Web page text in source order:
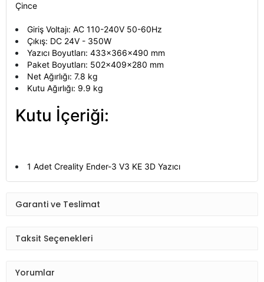
Çince
Giriş Voltajı: AC 110-240V 50-60Hz
Çıkış: DC 24V - 350W
Yazıcı Boyutları: 433x366x490 mm
Paket Boyutları: 502x409x280 mm
Net Ağırlığı: 7.8 kg
Kutu Ağırlığı: 9.9 kg
Kutu İçeriği:
1 Adet Creality Ender-3 V3 KE 3D Yazıcı
Garanti ve Teslimat
Taksit Seçenekleri
Yorumlar